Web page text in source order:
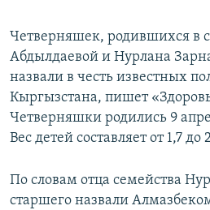
Четверняшек, родившихся в
Абдылдаевой и Нурлана
назвали в честь известных
Кыргызстана, пишет
Четверняшки родились 9
Вес детей составляет от 1,7
По словам отца семейства
старшего назвали